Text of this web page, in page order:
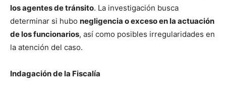
los agentes de tránsito. La investigación busca
determinar si hubo negligencia o exceso en la actuación
de los funcionarios, así como posibles irregularidades en
la atención del caso.
Indagación de la Fiscalía